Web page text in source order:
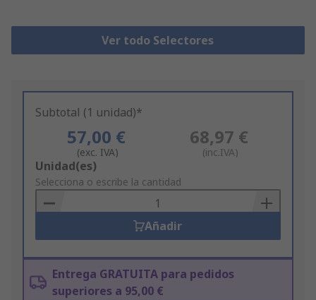
Ver todo Selectores
Subtotal (1 unidad)*
57,00 €
(exc. IVA)
68,97 €
(inc.IVA)
Add
to
Basket
Unidad(es)
Selecciona o escribe la cantidad
Añadir
Entrega GRATUITA para pedidos
superiores a 95,00 €